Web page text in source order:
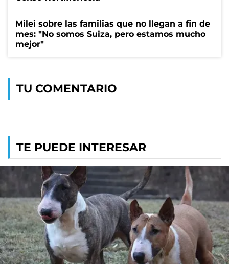
Milei sobre las familias que no llegan a fin de
mes: "No somos Suiza, pero estamos mucho
mejor"
TU COMENTARIO
TE PUEDE INTERESAR